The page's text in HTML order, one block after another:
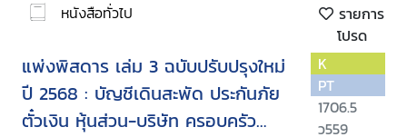
หนังสือทั่วไป
รายการ
โปรด
แพ่งพิสดาร เล่ม 3 ฉบับปรับปรุงใหม่
ปี 2568 : บัญชีเดินสะพัด ประกันภัย
ตั๋วเงิน หุ้นส่วน-บริษัท ครอบครัว
K
PT
1706.5
ว559